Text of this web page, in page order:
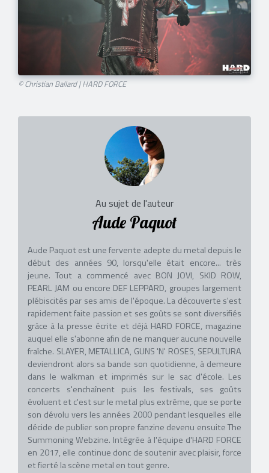
© Christian Ballard | HARD FORCE​
Au sujet de l'auteur
Aude Paquot
Aude Paquot est une fervente adepte du metal depuis le
début des années 90, lorsqu'elle était encore... très
jeune. Tout a commencé avec BON JOVI, SKID ROW,
PEARL JAM ou encore DEF LEPPARD, groupes largement
plébiscités par ses amis de l'époque. La découverte s'est
rapidement faite passion et ses goûts se sont diversifiés
grâce à la presse écrite et déjà HARD FORCE, magazine
auquel elle s'abonne afin de ne manquer aucune nouvelle
fraîche. SLAYER, METALLICA, GUNS 'N' ROSES, SEPULTURA
deviendront alors sa bande son quotidienne, à demeure
dans le walkman et imprimés sur le sac d'école. Les
concerts s'enchaînent puis les festivals, ses goûts
évoluent et c'est sur le metal plus extrême, que se porte
son dévolu vers les années 2000 pendant lesquelles elle
décide de publier son propre fanzine devenu ensuite The
Summoning Webzine. Intégrée à l'équipe d'HARD FORCE
en 2017, elle continue donc de soutenir avec plaisir, force
et fierté la scène metal en tout genre.